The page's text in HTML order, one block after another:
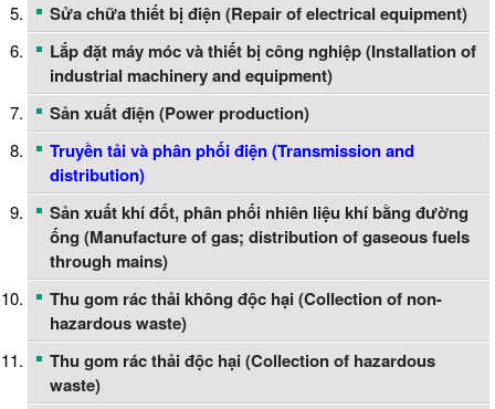
Sửa chữa thiết bị điện (Repair of electrical equipment)
Lắp đặt máy móc và thiết bị công nghiệp (Installation of
industrial machinery and equipment)
Sản xuất điện (Power production)
Truyền tải và phân phối điện (Transmission and
distribution)
Sản xuất khí đốt, phân phối nhiên liệu khí bằng đường
ống (Manufacture of gas; distribution of gaseous fuels
through mains)
Thu gom rác thải không độc hại (Collection of non-
hazardous waste)
Thu gom rác thải độc hại (Collection of hazardous
waste)